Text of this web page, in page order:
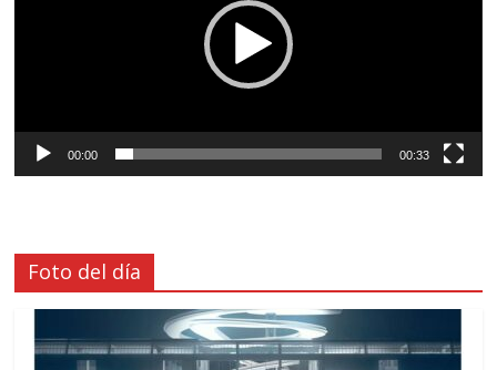
00:00 00:33
Foto del día